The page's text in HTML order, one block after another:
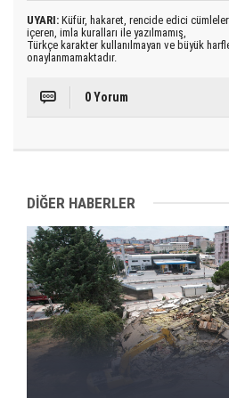
UYARI: Küfür, hakaret, rencide edici
içeren, imla kuralları ile yazılmamış,
Türkçe karakter kullanılmayan ve büyük
onaylanmamaktadır.
0 Yorum
DİĞER HABERLER